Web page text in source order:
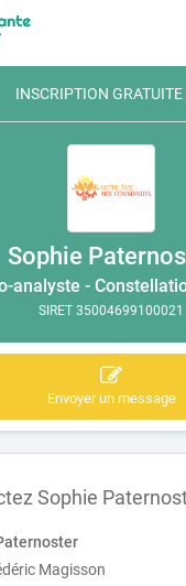
INSCRIPTION GRATUITE
Sophie
analyste -
SIRET 35004699100021
Envoyer un message
Sophie
Magisson